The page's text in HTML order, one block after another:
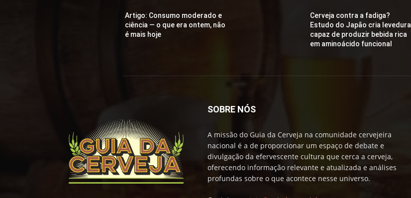
Artigo: Consumo moderado e
ciência — o que era ontem, não
é mais hoje
Cerveja contra a fadiga?
Estudo do Japão cria levedura
capaz de produzir bebida rica
em aminoácido funcional
SOBRE NÓS
A missão do Guia da Cerveja na comunidade cervejeira
nacional é a de proporcionar um espaço de debate e
divulgação da efervescente cultura que cerca a cerveja,
oferecendo informação relevante e atualizada e análises
profundas sobre o que acontece nesse universo.